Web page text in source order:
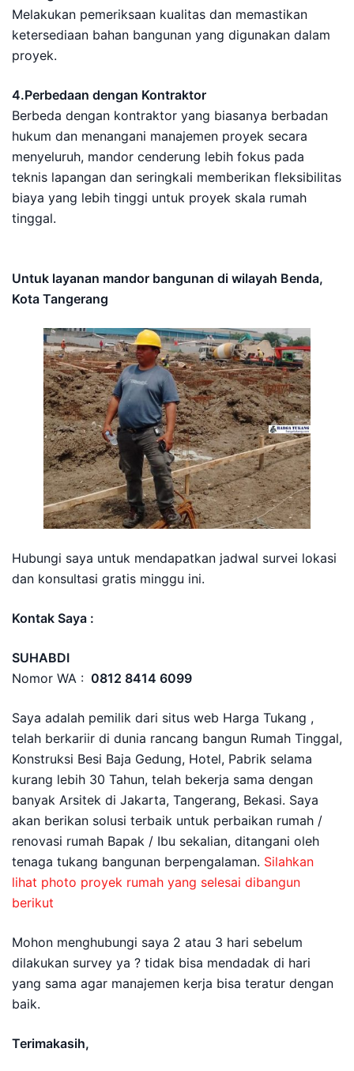
Melakukan pemeriksaan kualitas dan memastikan
ketersediaan bahan bangunan yang digunakan dalam
proyek.
4.Perbedaan dengan Kontraktor
Berbeda dengan kontraktor yang biasanya berbadan
hukum dan menangani manajemen proyek secara
menyeluruh, mandor cenderung lebih fokus pada
teknis lapangan dan seringkali memberikan fleksibilitas
biaya yang lebih tinggi untuk proyek skala rumah
tinggal.
Untuk layanan mandor bangunan di wilayah Benda,
Kota Tangerang
Hubungi saya untuk mendapatkan jadwal survei lokasi
dan konsultasi gratis minggu ini.
Kontak Saya :
SUHABDI
Nomor WA : 0812 8414 6099
Saya adalah pemilik dari situs web Harga Tukang ,
telah berkariir di dunia rancang bangun Rumah Tinggal,
Konstruksi Besi Baja Gedung, Hotel, Pabrik selama
kurang lebih 30 Tahun, telah bekerja sama dengan
banyak Arsitek di Jakarta, Tangerang, Bekasi. Saya
akan berikan solusi terbaik untuk perbaikan rumah /
renovasi rumah Bapak / Ibu sekalian, ditangani oleh
tenaga tukang bangunan berpengalaman. Silahkan
lihat photo proyek rumah yang selesai dibangun
berikut
Mohon menghubungi saya 2 atau 3 hari sebelum
dilakukan survey ya ? tidak bisa mendadak di hari
yang sama agar manajemen kerja bisa teratur dengan
baik.
Terimakasih,